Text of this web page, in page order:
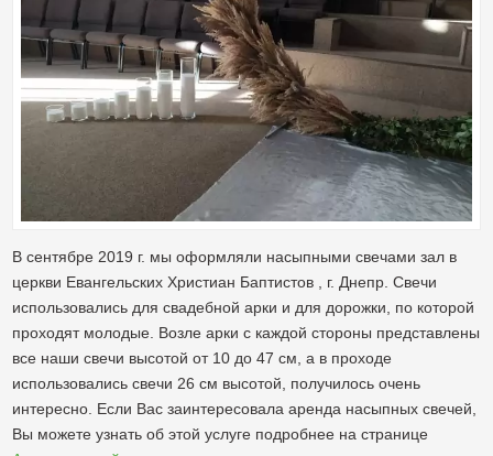
В сентябре 2019 г. мы оформляли насыпными свечами зал в
церкви Евангельских Христиан Баптистов , г. Днепр. Свечи
использовались для свадебной арки и для дорожки, по которой
проходят молодые. Возле арки с каждой стороны представлены
все наши свечи высотой от 10 до 47 см, а в проходе
использовались свечи 26 см высотой, получилось очень
интересно. Если Вас заинтересовала аренда насыпных свечей,
Вы можете узнать об этой услуге подробнее на странице